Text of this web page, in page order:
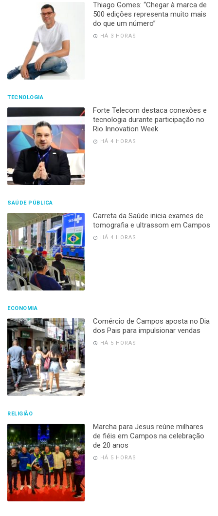
Thiago Gomes: “Chegar à marca de
500 edições representa muito mais
do que um número”
HÁ 3 HORAS
TECNOLOGIA
Forte Telecom destaca conexões e
tecnologia durante participação no
Rio Innovation Week
HÁ 4 HORAS
SAÚDE PÚBLICA
Carreta da Saúde inicia exames de
tomografia e ultrassom em Campos
HÁ 4 HORAS
ECONOMIA
Comércio de Campos aposta no Dia
dos Pais para impulsionar vendas
HÁ 5 HORAS
RELIGIÃO
Marcha para Jesus reúne milhares
de fiéis em Campos na celebração
de 20 anos
HÁ 5 HORAS